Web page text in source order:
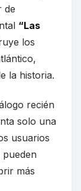
de
“Las
los
la historia.
recién
solo una
usuarios
más